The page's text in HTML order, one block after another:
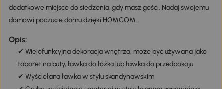
dodatkowe miejsce do siedzenia, gdy masz gości. Nadaj swojemu
domowi poczucie domu dzięki HOMCOM.
Opis:
✔ Wielofunkcyjna dekoracja wnętrza, może być używana jako
taboret na buty, ławka do łóżka lub ławka do przedpokoju
✔ Wyściełana ławka w stylu skandynawskim